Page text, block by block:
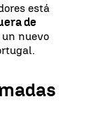
está
de
nuevo